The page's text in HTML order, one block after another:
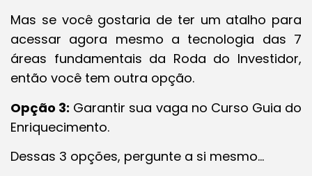
Mas se você gostaria de ter um atalho para
acessar agora mesmo a tecnologia das 7
áreas fundamentais da Roda do Investidor,
então você tem outra opção.
Opção 3: Garantir sua vaga no Curso Guia do
Enriquecimento.
Dessas 3 opções, pergunte a si mesmo…